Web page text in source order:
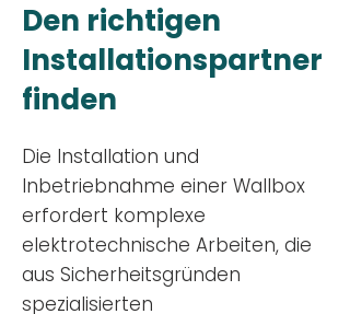
Den richtigen
Installationspartner
finden
Die Installation und
Inbetriebnahme einer Wallbox
erfordert komplexe
elektrotechnische Arbeiten, die
aus Sicherheitsgründen
spezialisierten